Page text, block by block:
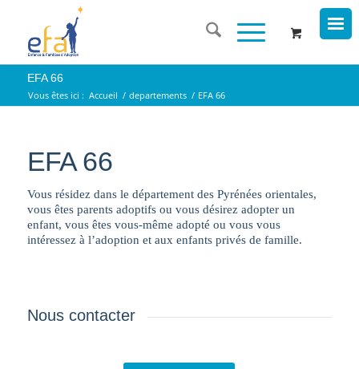
EFA 66
Vous êtes ici : Accueil / departements / EFA 66
EFA 66
Vous résidez dans le département des Pyrénées orientales,
vous êtes parents adoptifs ou vous désirez adopter un
enfant, vous êtes vous-même adopté ou vous vous
intéressez à l’adoption et aux enfants privés de famille.
Nous contacter